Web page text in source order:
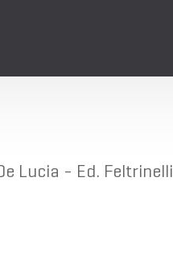
Lucia - Ed. Feltrinelli